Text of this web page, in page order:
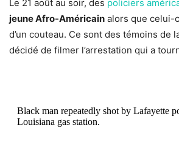
Le 21 août au soir, des policiers
jeune Afro-Américain alors que celui-
d’un couteau. Ce sont des témoins de
décidé de filmer l’arrestation qui a
Black man repeatedly shot by Lafayette
Louisiana gas station.